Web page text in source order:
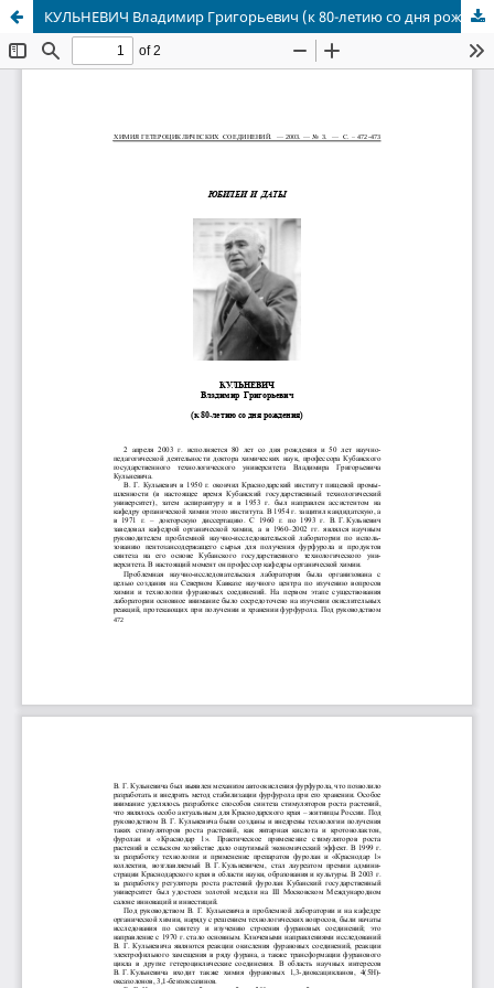
КУЛЬНЕВИЧ Владимир Григорьевич (к 80-летию со дня рождения)